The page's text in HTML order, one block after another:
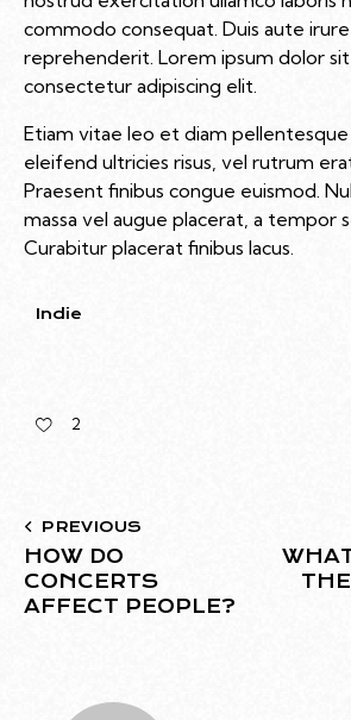
commodo consequat. Duis aute
reprehenderit. Lorem ipsum dolor sit
consectetur adipiscing elit.
Etiam vitae leo et diam
eleifend ultricies risus, vel rutrum
Praesent finibus congue euismod.
massa vel augue placerat, a tempor
Curabitur placerat finibus lacus.
Indie
2
PREVIOUS
HOW DO
CONCERTS
AFFECT PEOPLE?